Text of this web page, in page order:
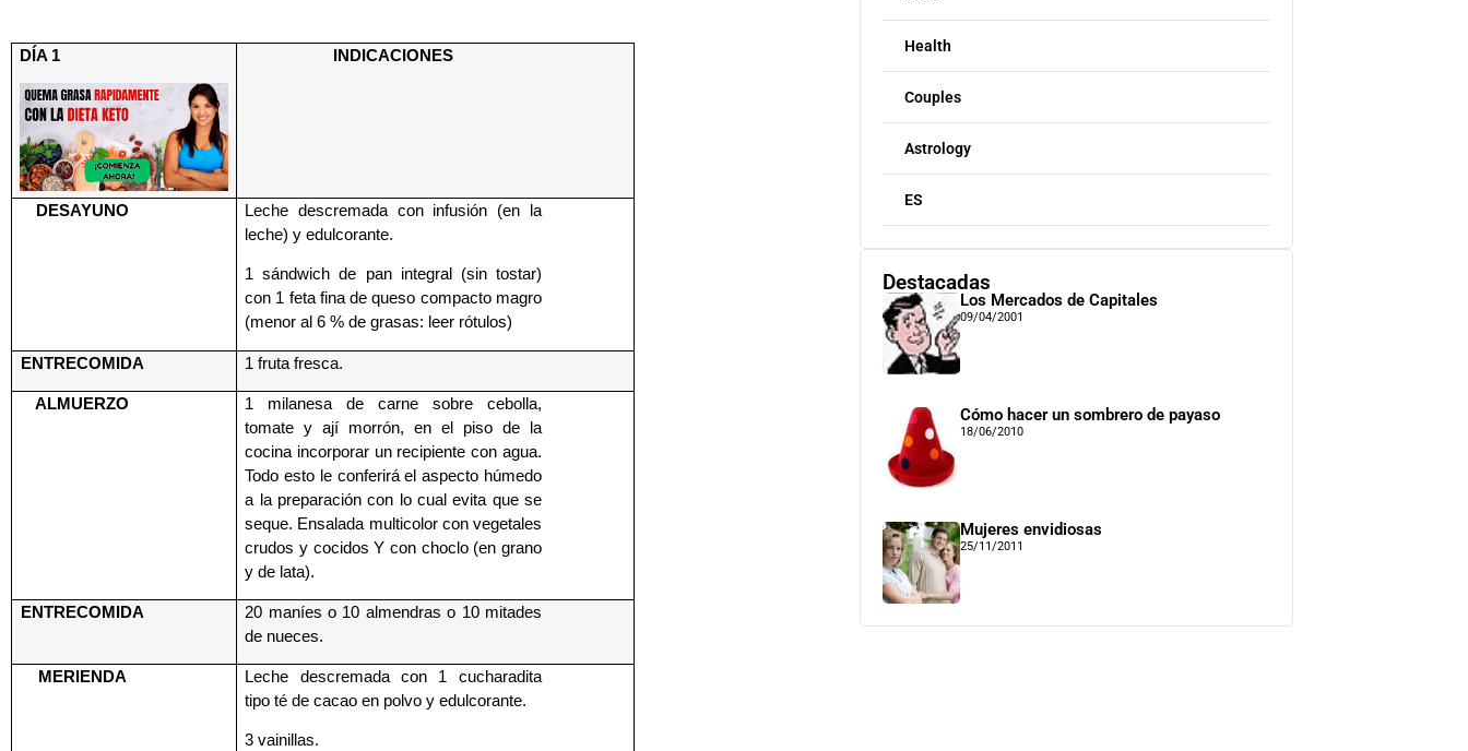
DÍA 1 INDICACIONES
DESAYUNO
Leche descremada con infusión (en la
leche) y edulcorante.
1 sándwich de pan integral (sin tostar)
con 1 feta fina de queso compacto magro
(menor al 6 % de grasas: leer rótulos)
ENTRECOMIDA 1 fruta fresca.
ALMUERZO
1 milanesa de carne sobre cebolla,
tomate y ají morrón, en el piso de la
cocina incorporar un recipiente con agua.
Todo esto le conferirá el aspecto húmedo
a la preparación con lo cual evita que se
seque. Ensalada multicolor con vegetales
crudos y cocidos Y con choclo (en grano
y de lata).
ENTRECOMIDA
20 maníes o 10 almendras o 10 mitades
de nueces.
MERIENDA
Leche descremada con 1 cucharadita
tipo té de cacao en polvo y edulcorante.
3 vainillas.
Health
Couples
Astrology
ES
Destacadas
Los Mercados de Capitales
09/04/2001
Cómo hacer un sombrero de payaso
18/06/2010
Mujeres envidiosas
25/11/2011